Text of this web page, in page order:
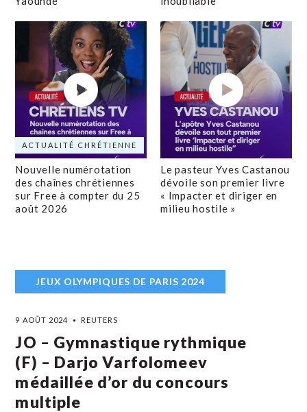
ACTUALITÉ CHRÉTIENNE
Nouvelle numérotation
des chaînes chrétiennes
sur Free à compter du 25
août 2026
Le pasteur Yves Castanou
dévoile son premier livre
« Impacter et diriger en
milieu hostile »
JEUX OLYMPIQUES DE PARIS 2024
9 AOÛT 2024 REUTERS
JO – Gymnastique rythmique
(F) – Darjo Varfolomeev
médaillée d’or du concours
multiple